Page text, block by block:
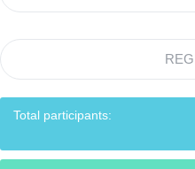
Total participants: